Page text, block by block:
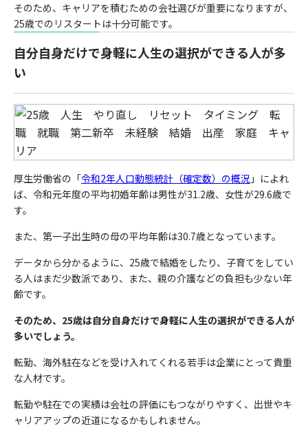
そのため、キャリアを積むための会社選びが重要になりますが、
25歳でのリスタートは十分可能です。
自分自身だけで身軽に人生の選択ができる人が多
い
厚生労働省の「令和2年人口動態統計（確定数）の概況 」によれ
ば、令和元年度の平均初婚年齢は男性が31.2歳、女性が29.6歳で
す。
また、第一子出生時の母の平均年齢は30.7歳となっています。
データから分かるように、25歳で結婚をしたり、子育てをしてい
る人はまだ少数派であり、また、親の介護などの負担も少ない年
齢です。
そのため、 25歳は自分自身だけで身軽に人生の選択ができる人が
多いでしょう。
転勤、海外駐在などを受け入れてくれる若手は企業にとって貴重
な人材です。
転勤や駐在での実績は会社の評価にもつながりやすく、出世やキ
ャリアアップの近道になるかもしれません。